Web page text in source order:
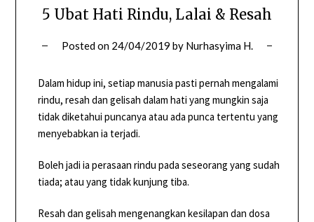
5 Ubat Hati Rindu, Lalai & Resah
Posted on 24/04/2019 by Nurhasyima H.
Dalam hidup ini, setiap manusia pasti pernah mengalami
rindu, resah dan gelisah dalam hati yang mungkin saja
tidak diketahui puncanya atau ada punca tertentu yang
menyebabkan ia terjadi.
Boleh jadi ia perasaan rindu pada seseorang yang sudah
tiada; atau yang tidak kunjung tiba.
Resah dan gelisah mengenangkan kesilapan dan dosa